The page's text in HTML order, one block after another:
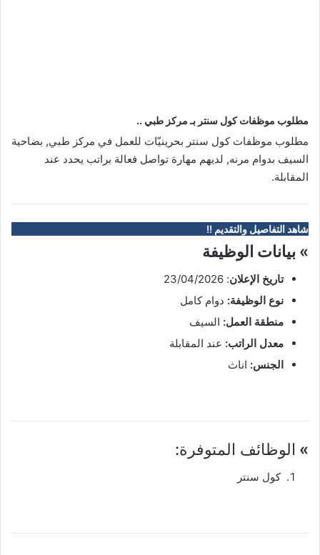
مطلوب موظفات كول سنتر بـ مركز طبي ..
مطلوب موظفات كول سنتر بحرينيّات للعمل في مركز طبي, بضاحية
السيف بدوام مرنه, لديهم مهارة تواصل فعالة براتب يحدد عند
المقابلة.
شاهد التفاصيل والتقديم !!
» بيانات الوظيفة
تاريخ الإعلان: 23/04/2026
نوع الوظيفة: دوام كامل
منطقة العمل: السيف
معدل الراتب: عند المقابلة
الجنس: اناث
» الوظائف المتوفرة:
كول سنتر